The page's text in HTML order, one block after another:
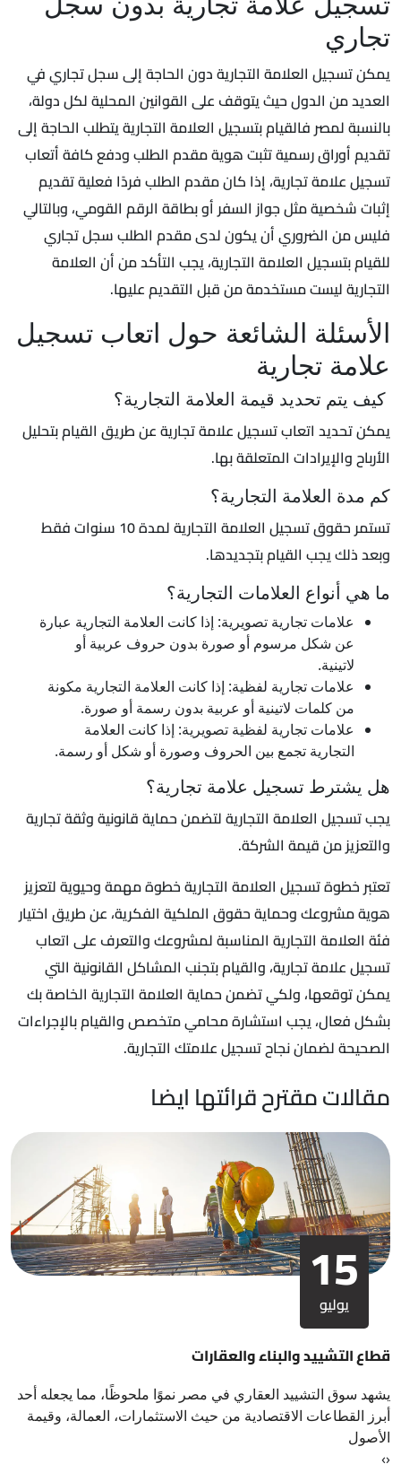
تجاري
يمكن تسجيل العلامة التجارية دون الحاجة إلى سجل تجاري في
العديد من الدول حيث يتوقف على القوانين المحلية لكل دولة،
بالنسبة لمصر فالقيام بتسجيل العلامة التجارية يتطلب الحاجة إلى
تقديم أوراق رسمية تثبت هوية مقدم الطلب ودفع كافة أتعاب
تسجيل علامة تجارية، إذا كان مقدم الطلب فردًا فعلية تقديم
إثبات شخصية مثل جواز السفر أو بطاقة الرقم القومي، وبالتالي
فليس من الضروري أن يكون لدى مقدم الطلب سجل تجاري
للقيام بتسجيل العلامة التجارية، يجب التأكد من أن العلامة
التجارية ليست مستخدمة من قبل التقديم عليها.
الأسئلة الشائعة حول اتعاب تسجيل
علامة تجارية
كيف يتم تحديد قيمة العلامة التجارية؟
يمكن تحديد اتعاب تسجيل علامة تجارية عن طريق القيام بتحليل
الأرباح والإيرادات المتعلقة بها.
كم مدة العلامة التجارية؟
تستمر حقوق تسجيل العلامة التجارية لمدة 10 سنوات فقط
وبعد ذلك يجب القيام بتجديدها.
ما هي أنواع العلامات التجارية؟
علامات تجارية تصويرية: إذا كانت العلامة التجارية عبارة
عن شكل مرسوم أو صورة بدون حروف عربية أو
لاتينية.
علامات تجارية لفظية: إذا كانت العلامة التجارية مكونة
من كلمات لاتينية أو عربية بدون رسمة أو صورة.
علامات تجارية لفظية تصويرية: إذا كانت العلامة
التجارية تجمع بين الحروف وصورة أو شكل أو رسمة.
هل يشترط تسجيل علامة تجارية؟
يجب تسجيل العلامة التجارية لتضمن حماية قانونية وثقة تجارية
والتعزيز من قيمة الشركة.
تعتبر خطوة تسجيل العلامة التجارية خطوة مهمة وحيوية لتعزيز
هوية مشروعك وحماية حقوق الملكية الفكرية، عن طريق اختيار
فئة العلامة التجارية المناسبة لمشروعك والتعرف على اتعاب
تسجيل علامة تجارية، والقيام بتجنب المشاكل القانونية التي
يمكن توقعها، ولكي تضمن حماية العلامة التجارية الخاصة بك
بشكل فعال، يجب استشارة محامي متخصص والقيام بالإجراءات
الصحيحة لضمان نجاح تسجيل علامتك التجارية.
مقالات مقترح قرائتها ايضا
15
يوليو
قطاع التشييد والبناء والعقارات
يشهد سوق التشييد العقاري في مصر نموًا ملحوظًا، مما يجعله أحد
أبرز القطاعات الاقتصادية من حيث الاستثمارات، العمالة، وقيمة
الأصول
‹
›